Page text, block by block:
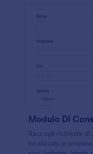
Raccogli richieste
localizzato e